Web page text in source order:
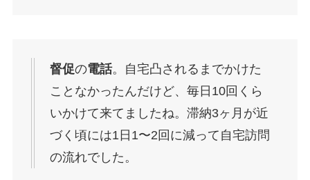
督促の電話。自宅凸されるまでかけた
ことなかったんだけど、毎日10回くら
いかけて来てましたね。滞納3ヶ月が近
づく頃には1日1〜2回に減って自宅訪問
の流れでした。